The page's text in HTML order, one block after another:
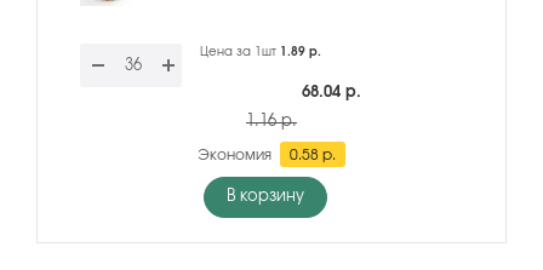
Цена за 1шт 1.89 р.
68.04 р.
1.16 р.
Экономия 0.58 р.
В корзину